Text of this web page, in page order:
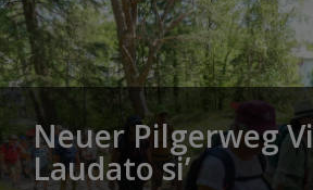
Neuer Pilgerweg
Laudato si’